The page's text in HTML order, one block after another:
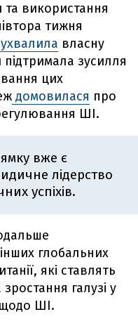
використання
тижня
ухвалила власну
зусилля
цих
домовилася про
ШІ.
вже є
лідерство
успіхів.
глобальних
які ставлять
галузі у
щодо ШІ.